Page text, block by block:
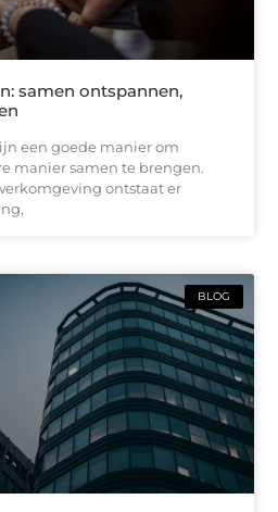
samen ontspannen,
een goede manier om
manier samen te brengen.
ontstaat er
BLOG